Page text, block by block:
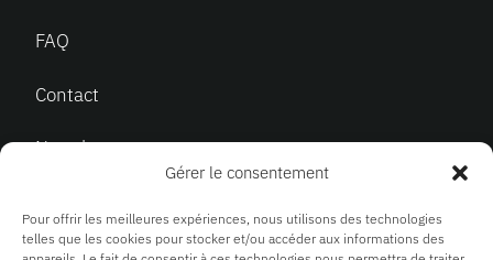
Gérer le consentement
Pour offrir les meilleures expériences, nous utilisons des technologies
telles que les cookies pour stocker et/ou accéder aux informations des
FAQ
Contact
Newsletter
Légal